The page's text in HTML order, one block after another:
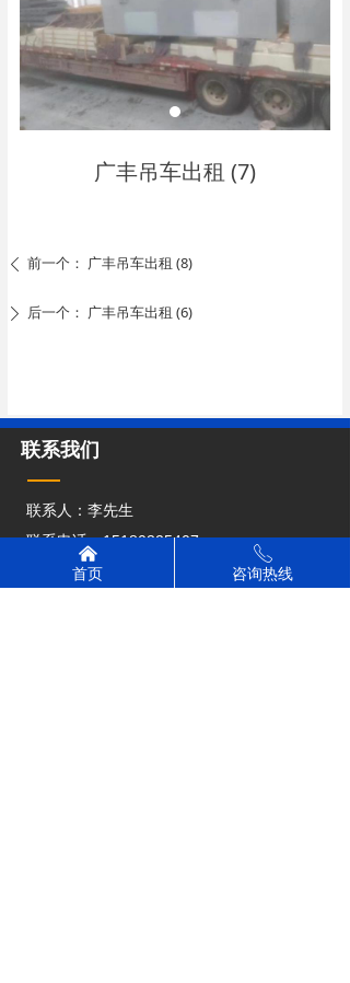
广丰吊车出租 (7)
ꄴ 前一个： 广丰吊车出租 (8)
ꄲ 后一个： 广丰吊车出租 (6)
낀
首页
ꂅ
咨询热线
联系我们
联系人：李先生
联系电话：15180325407
联系电话：15270099006